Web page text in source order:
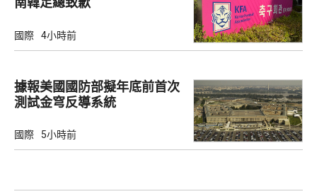
國際 4小時前
據報美國國防部擬年底前首次
測試金穹反導系統
國際 5小時前